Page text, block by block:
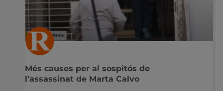
Més causes per al sospitós de
l’assassinat de Marta Calvo